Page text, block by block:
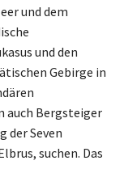
und dem
und den
Gebirge in
auch Bergsteiger
der Seven
suchen. Das